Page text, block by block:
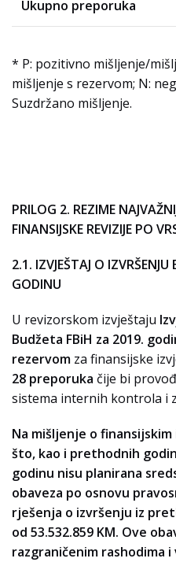
Ukupno preporuka
* P: pozitivno mišljenje/
mišljenje s rezervom; N:
Suzdržano mišljenje.
PRILOG 2. REZIME
FINANSIJSKE REVIZIJE PO
2.1. IZVJEŠTAJ O
GODINU
U revizorskom izvještaju
Budžeta FBiH za 2019.
rezervom za finansijske
28 preporuka čije bi
sistema internih kontrola i
Na mišljenje o
što, kao i prethodnih
godinu nisu planirana
obaveza po osnovu
rješenja o izvršenju iz
od 53.532.859 KM. Ove
razgraničenim rashodima